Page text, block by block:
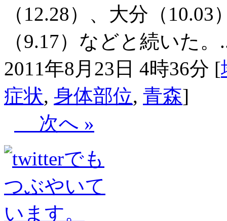
（12.28）、大分（
（9.17）などと続いた。
2011年8月23日 4時36分 [
症状, 身体部位, 青森]
次へ »